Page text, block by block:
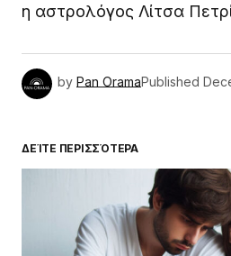
η αστρολόγος Λίτσα
by Pan OramaPublished
ΔΕΊΤΕ ΠΕΡΙΣΣΌΤΕΡΑ